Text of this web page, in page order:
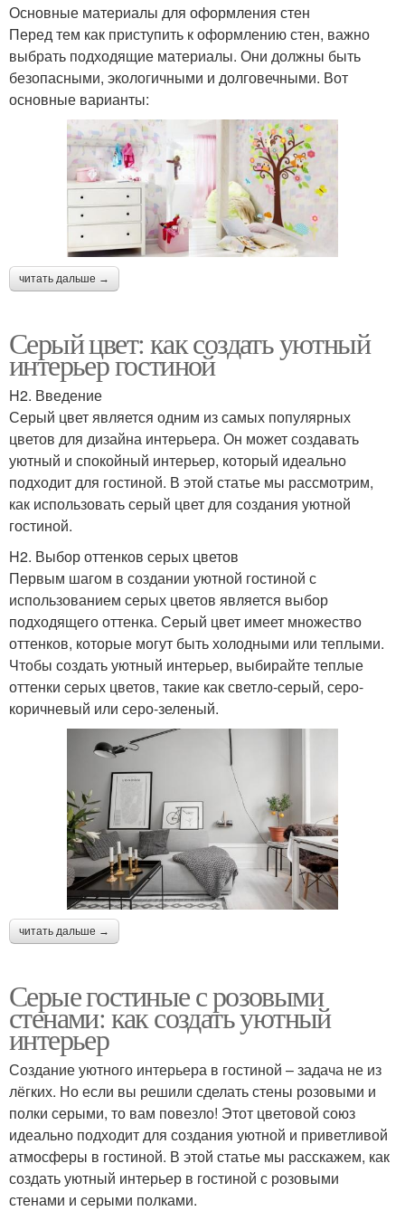
Основные материалы для оформления стен
Перед тем как приступить к оформлению стен, важно
выбрать подходящие материалы. Они должны быть
безопасными, экологичными и долговечными. Вот
основные варианты:
читать дальше →
Серый цвет: как создать уютный
интерьер гостиной
H2. Введение
Серый цвет является одним из самых популярных
цветов для дизайна интерьера. Он может создавать
уютный и спокойный интерьер, который идеально
подходит для гостиной. В этой статье мы рассмотрим,
как использовать серый цвет для создания уютной
гостиной.
H2. Выбор оттенков серых цветов
Первым шагом в создании уютной гостиной с
использованием серых цветов является выбор
подходящего оттенка. Серый цвет имеет множество
оттенков, которые могут быть холодными или теплыми.
Чтобы создать уютный интерьер, выбирайте теплые
оттенки серых цветов, такие как светло-серый, серо-
коричневый или серо-зеленый.
читать дальше →
Серые гостиные с розовыми
стенами: как создать уютный
интерьер
Создание уютного интерьера в гостиной – задача не из
лёгких. Но если вы решили сделать стены розовыми и
полки серыми, то вам повезло! Этот цветовой союз
идеально подходит для создания уютной и приветливой
атмосферы в гостиной. В этой статье мы расскажем, как
создать уютный интерьер в гостиной с розовыми
стенами и серыми полками.